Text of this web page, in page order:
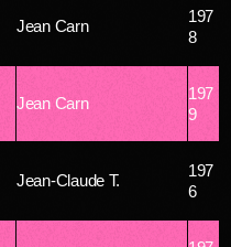
Jean Carn
197
8
Jean Carn
197
9
Jean-Claude T.
197
6